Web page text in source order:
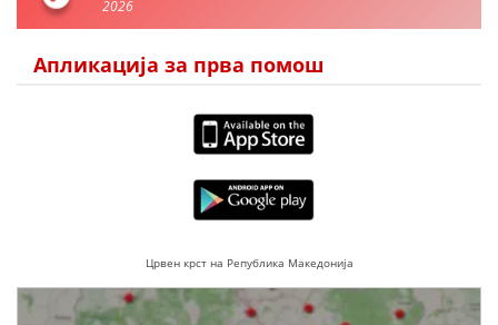
2026
Апликација за прва помош
Црвен крст на Република Македонија